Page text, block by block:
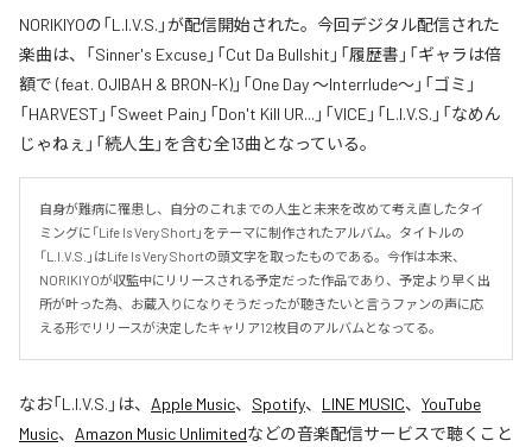
NORIKIYOの「L.I.V.S.」が配信開始された。今回デジタル配信された
楽曲は、「Sinner's Excuse」「Cut Da Bullshit」「履歴書」「ギャラは倍
額で (feat. OJIBAH & BRON-K)」「One Day ～Interrlude～」「ゴミ」
「HARVEST」「Sweet Pain」「Don't Kill UR...」「VICE」「L.I.V.S.」「なめん
じゃねぇ」「続人生」を含む全13曲となっている。
自身が難病に罹患し、自分のこれまでの人生と未来を改めて考え直したタイ
ミングに「Life Is Very Short」をテーマに制作されたアルバム。タイトルの
「L.I.V.S.」はLife Is Very Shortの頭文字を取ったものである。今作は本来、
NORIKIYOが収監中にリリースされる予定だった作品であり、予定より早く出
所が叶った為、お蔵入りになりそうだったが聴きたいと言うファンの声に応
える形でリリースが決定したキャリア12枚目のアルバムとなってる。
なお「L.I.V.S. 」は、 Apple Music、 Spotify、 LINE MUSIC、 YouTube
Music、 Amazon Music Unlimitedなどの音楽配信サービスで聴くこと